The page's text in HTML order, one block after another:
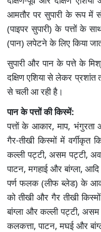
आमतौर पर सुपारी के रूप में
(पाइपर सुपारी) के पत्तों के
(पान) लपेटने के लिए किया
सुपारी और पान के पत्ते के
दक्षिण एशिया से लेकर
से चली आ रही है।
पान के पत्तों की किस्में:
पत्तों के आकार, माप,
गैर-तीखी किस्मों में वर्गीकृत
कल्ली पट्टी, असम पट्टी,
पाटन, मगहाई और बांग्ला,
पर्ण फलक (लीफ ब्लेड) के
को तीखी और गैर तीखी
बांग्ला और कल्ली पट्टी, असम
कलकत्ता, पाटन, मघई और